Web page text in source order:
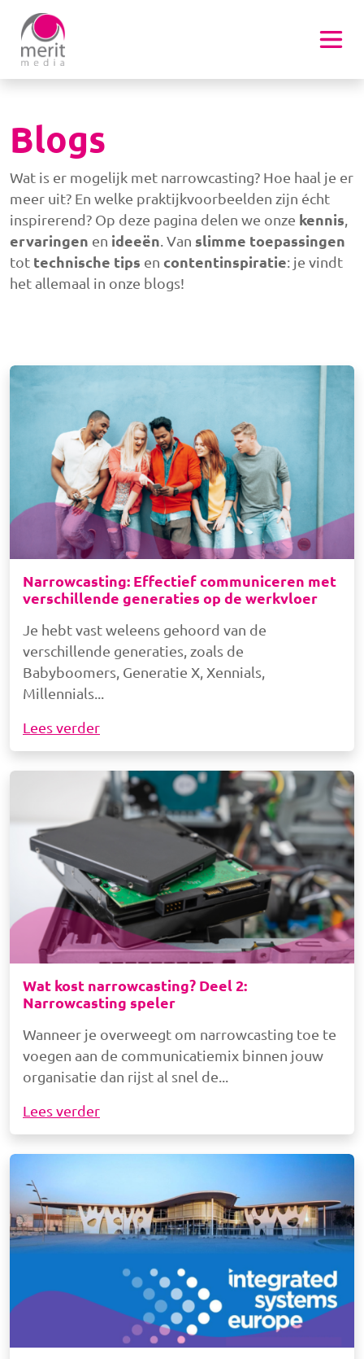
Overslaan en naar de inhoud gaan
Blogs
Wat is er mogelijk met narrowcasting? Hoe haal je er
meer uit? En welke praktijkvoorbeelden zijn écht
inspirerend? Op deze pagina delen we onze kennis
ervaringen en ideeën . Van slimme toepassingen
tot technische tips en contentinspiratie: je vindt
het allemaal in onze blogs!
Afbeelding
Narrowcasting: Effectief communiceren met
verschillende generaties op de werkvloer
Je hebt vast weleens gehoord van de
verschillende generaties, zoals de
Babyboomers, Generatie X, Xennials,
Millennials
Lees verder
Afbeelding
Wat kost narrowcasting? Deel 2:
Narrowcasting speler
Wanneer je overweegt om narrowcasting toe te
voegen aan de communicatiemix binnen jouw
organisatie dan rijst al snel de
Lees verder
Afbeelding